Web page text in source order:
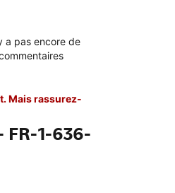
a pas encore de
Mais rassurez-
FR-1-636-